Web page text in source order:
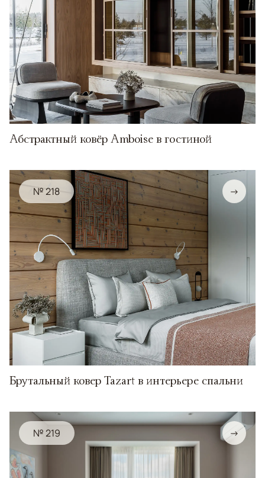
Абстрактный ковёр Amboise в гостиной
№ 218 →
Брутальный ковер Tazart в интерьере спальни
№ 219 →